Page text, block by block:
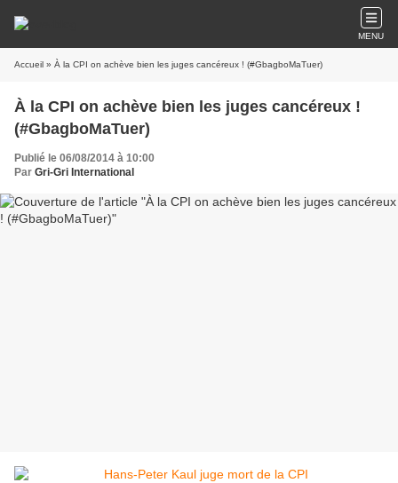
MENU
Accueil » À la CPI on achève bien les juges cancéreux ! (#GbagboMaTuer)
À la CPI on achève bien les juges cancéreux !
(#GbagboMaTuer)
Publié le 06/08/2014 à 10:00
Par Gri-Gri International